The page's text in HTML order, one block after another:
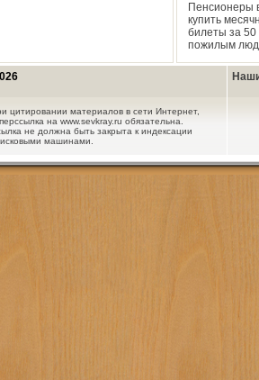
Пенсионеры
купить
билеты за 50
пожилым
цитировании материалов в сети Интернет,
на www.sevkray.ru обязательна.
не должна быть закрыта к индексации
машинами.